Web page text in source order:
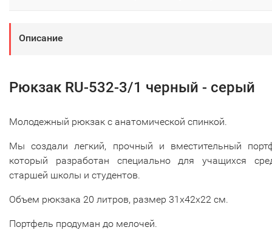
Описание
Рюкзак RU-532-3/1 черный - серый
Молодежный рюкзак с анатомической спинкой.
Мы создали легкий, прочный и вместительный
который разработан специально для учащихся
старшей школы и студентов.
Объем рюкзака 20 литров, размер 31х42х22 см.
Портфель продуман до мелочей.